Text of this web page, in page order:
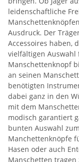
leidenschaftliche
Ausdruck. Der
Accessoires haben,
vielfältigen Auswahl
Manschettenknopf
an seinen
benötigten
dabei ganz in den
mit dem
modisch garantiert
bunten Auswahl
Manchettenknöpfe
Hasen oder auch
Manschetten tragen